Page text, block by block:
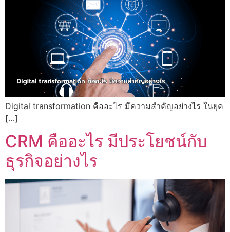
Digital transformation คืออะไร มีความสำคัญอย่างไร ในยุค
[…]
CRM คืออะไร มีประโยชน์กับ
ธุรกิจอย่างไร